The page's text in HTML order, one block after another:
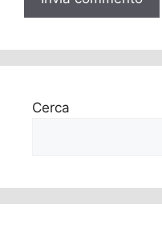
Cerca